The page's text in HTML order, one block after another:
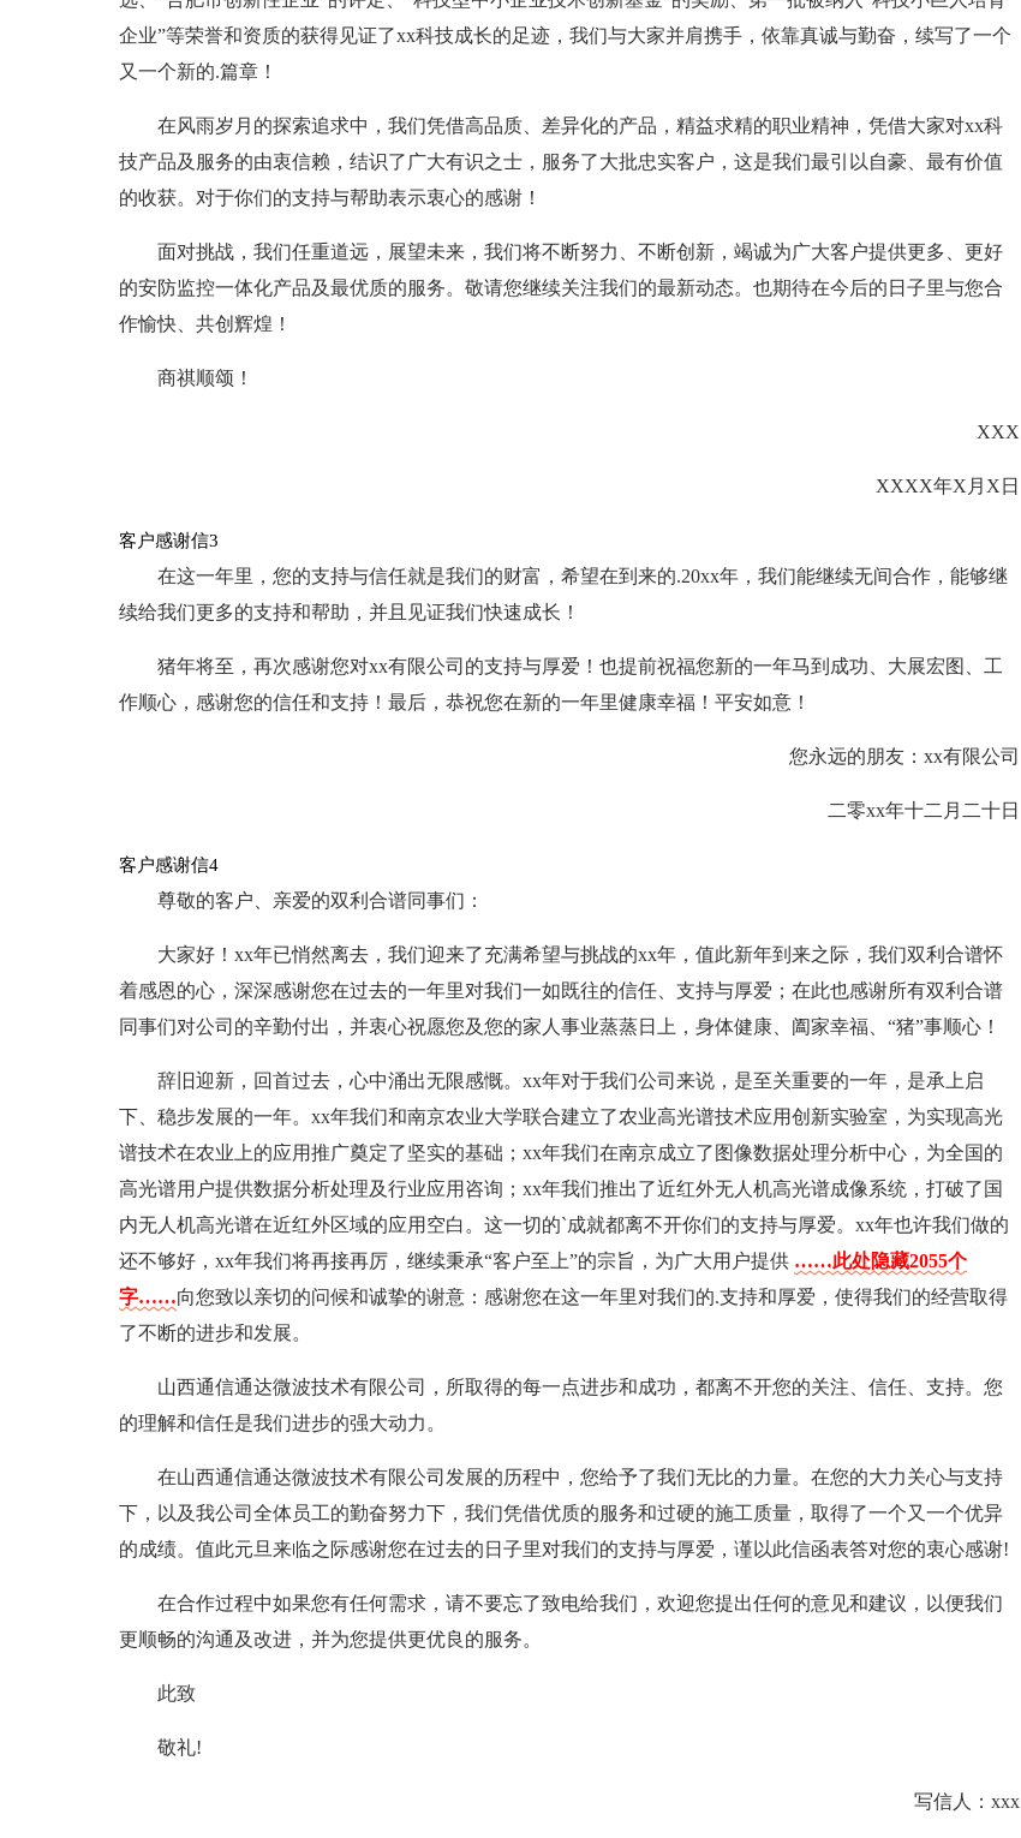
企业”等荣誉和资质的获得见证了xx科技成长的足迹，我们与大家并肩携手，依靠真诚与勤奋，续写了一个
又一个新的.篇章！
在风雨岁月的探索追求中，我们凭借高品质、差异化的产品，精益求精的职业精神，凭借大家对xx科
技产品及服务的由衷信赖，结识了广大有识之士，服务了大批忠实客户，这是我们最引以自豪、最有价值
的收获。对于你们的支持与帮助表示衷心的感谢！
面对挑战，我们任重道远，展望未来，我们将不断努力、不断创新，竭诚为广大客户提供更多、更好
的安防监控一体化产品及最优质的服务。敬请您继续关注我们的最新动态。也期待在今后的日子里与您合
作愉快、共创辉煌！
商祺顺颂！
XXX
XXXX年X月X日
客户感谢信3
在这一年里，您的支持与信任就是我们的财富，希望在到来的.20xx年，我们能继续无间合作，能够继
续给我们更多的支持和帮助，并且见证我们快速成长！
猪年将至，再次感谢您对xx有限公司的支持与厚爱！也提前祝福您新的一年马到成功、大展宏图、工
作顺心，感谢您的信任和支持！最后，恭祝您在新的一年里健康幸福！平安如意！
您永远的朋友：xx有限公司
二零xx年十二月二十日
客户感谢信4
尊敬的客户、亲爱的双利合谱同事们：
大家好！xx年已悄然离去，我们迎来了充满希望与挑战的xx年，值此新年到来之际，我们双利合谱怀
着感恩的心，深深感谢您在过去的一年里对我们一如既往的信任、支持与厚爱；在此也感谢所有双利合谱
同事们对公司的辛勤付出，并衷心祝愿您及您的家人事业蒸蒸日上，身体健康、阖家幸福、“猪”事顺心！
辞旧迎新，回首过去，心中涌出无限感慨。xx年对于我们公司来说，是至关重要的一年，是承上启
下、稳步发展的一年。xx年我们和南京农业大学联合建立了农业高光谱技术应用创新实验室，为实现高光
谱技术在农业上的应用推广奠定了坚实的基础；xx年我们在南京成立了图像数据处理分析中心，为全国的
高光谱用户提供数据分析处理及行业应用咨询；xx年我们推出了近红外无人机高光谱成像系统，打破了国
内无人机高光谱在近红外区域的应用空白。这一切的`成就都离不开你们的支持与厚爱。xx年也许我们做的
还不够好，xx年我们将再接再厉，继续秉承“客户至上”的宗旨，为广大用户提供 ……此处隐藏2055个
字……向您致以亲切的问候和诚挚的谢意：感谢您在这一年里对我们的.支持和厚爱，使得我们的经营取得
了不断的进步和发展。
山西通信通达微波技术有限公司，所取得的每一点进步和成功，都离不开您的关注、信任、支持。您
的理解和信任是我们进步的强大动力。
在山西通信通达微波技术有限公司发展的历程中，您给予了我们无比的力量。在您的大力关心与支持
下，以及我公司全体员工的勤奋努力下，我们凭借优质的服务和过硬的施工质量，取得了一个又一个优异
的成绩。值此元旦来临之际感谢您在过去的日子里对我们的支持与厚爱，谨以此信函表答对您的衷心感谢!
在合作过程中如果您有任何需求，请不要忘了致电给我们，欢迎您提出任何的意见和建议，以便我们
更顺畅的沟通及改进，并为您提供更优良的服务。
此致
敬礼!
写信人：xxx